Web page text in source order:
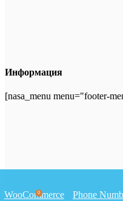
Информация
[nasa_menu menu="footer-
0
WooCommerce Phone